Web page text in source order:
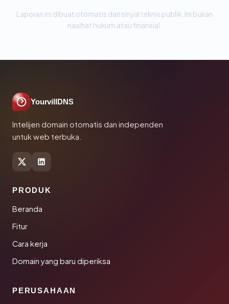
Laporan ini dibuat otomatis dari sinyal teknis publik. Ini bukan
nasihat hukum atau finansial.
YourvillDNS
Intelijen domain otomatis dan independen
untuk web terbuka.
PRODUK
Beranda
Fitur
Cara kerja
Domain yang baru diperiksa
PERUSAHAAN